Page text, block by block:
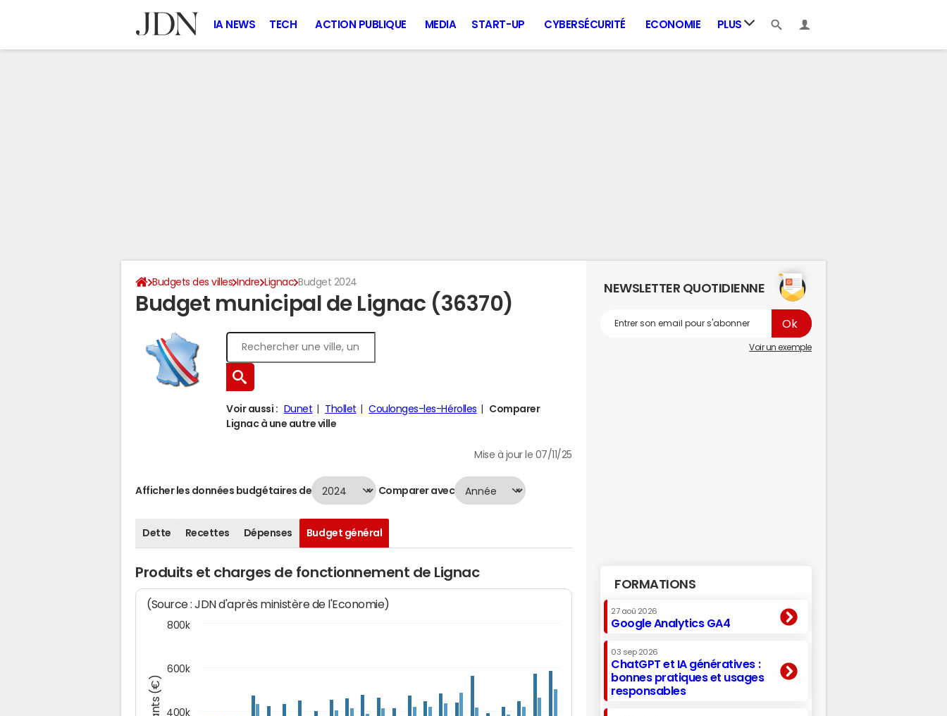
IA NEWS TECH ACTION PUBLIQUE MEDIA START-UP CYBERSÉCURITÉ ECONOMIE PLUS
Budgets des villes Indre Lignac Budget 2024
Budget municipal de Lignac (36370)
Voir aussi : Dunet Thollet Coulonges-les-Hérolles
Comparer
Lignac à une autre ville
Mise à jour le 07/11/25
Afficher les données budgétaires de Comparer avec
Dette Recettes Dépenses Budget général
Produits et charges de fonctionnement de Lignac
(Source : JDN d'après ministère de l'Economie)
400k
600k
800k
NEWSLETTER QUOTIDIENNE
Voir un exemple
FORMATIONS
27 aoû 2026
Google Analytics GA4
03 sep 2026
ChatGPT et IA génératives :
bonnes pratiques et usages
responsables